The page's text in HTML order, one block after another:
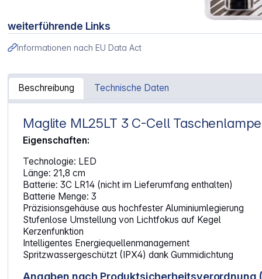
weiterführende Links
Informationen nach EU Data Act
Beschreibung Technische Daten
Artikelinformationen "Maglite ML25LT 3 C-Cell
Maglite ML25LT 3 C-Cell Taschenlampe
Eigenschaften:
Technologie: LED
Länge: 21,8 cm
Batterie: 3C LR14 (nicht im Lieferumfang enthalten)
Batterie Menge: 3
Präzisionsgehäuse aus hochfester Aluminiumlegierung
Stufenlose Umstellung von Lichtfokus auf Kegel
Kerzenfunktion
Intelligentes Energiequellenmanagement
Spritzwassergeschützt (IPX4) dank Gummidichtung
Angaben nach Produktsicherheitsverordnung